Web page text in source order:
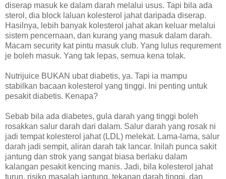
diserap masuk ke dalam darah melalui usus. Tapi bila ada
sterol, dia block laluan kolesterol jahat daripada diserap.
Hasilnya, lebih banyak kolesterol jahat akan keluar melalui
sistem pencernaan, dan kurang yang masuk dalam darah.
Macam security kat pintu masuk club. Yang lulus requrement
je boleh masuk. Yang tak lepas, semua kena tolak.
Nutrijuice BUKAN ubat diabetis, ya. Tapi ia mampu
stabilkan bacaan kolesterol yang tinggi. Ini penting untuk
pesakit diabetis. Kenapa?
Sebab bila ada diabetes, gula darah yang tinggi boleh
rosakkan salur darah dari dalam. Salur darah yang rosak ni
jadi tempat kolesterol jahat (LDL) melekat. Lama-lama, salur
darah jadi sempit, aliran darah tak lancar. Inilah punca sakit
jantung dan strok yang sangat biasa berlaku dalam
kalangan pesakit kencing manis. Jadi, bila kolesterol jahat
turun, risiko masalah jantung, tekanan darah tinggi, dan